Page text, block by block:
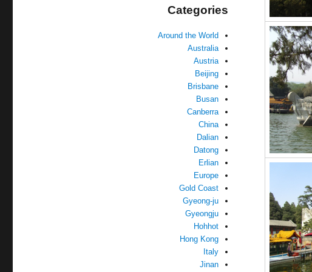
Categories
Around the World
Australia
Austria
Beijing
Brisbane
Busan
Canberra
China
Dalian
Datong
Erlian
Europe
Gold Coast
Gyeong-ju
Gyeongju
Hohhot
Hong Kong
Italy
Jinan